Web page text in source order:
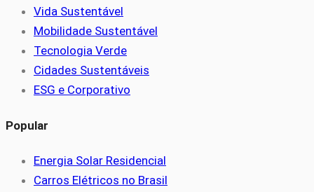
Vida Sustentável
Mobilidade Sustentável
Tecnologia Verde
Cidades Sustentáveis
ESG e Corporativo
Popular
Energia Solar Residencial
Carros Elétricos no Brasil